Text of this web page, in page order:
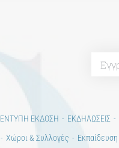
ΕΝΤΥΠΗ ΕΚΔΟΣΗ ΕΚΔΗΛΩΣΕΙΣ
Χώροι & Συλλογές Εκπαίδευση